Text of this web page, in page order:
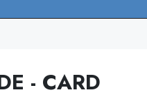
- CARD